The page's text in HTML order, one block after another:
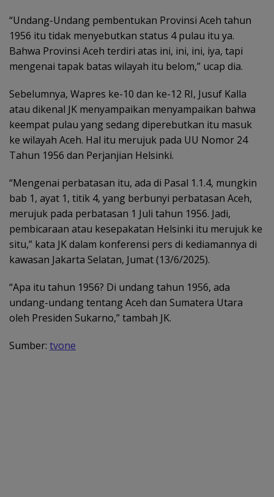
“Undang-Undang pembentukan Provinsi Aceh tahun
1956 itu tidak menyebutkan status 4 pulau itu ya.
Bahwa Provinsi Aceh terdiri atas ini, ini, ini, iya, tapi
mengenai tapak batas wilayah itu belom,” ucap dia.
Sebelumnya, Wapres ke-10 dan ke-12 RI, Jusuf Kalla
atau dikenal JK menyampaikan menyampaikan bahwa
keempat pulau yang sedang diperebutkan itu masuk
ke wilayah Aceh. Hal itu merujuk pada UU Nomor 24
Tahun 1956 dan Perjanjian Helsinki.
“Mengenai perbatasan itu, ada di Pasal 1.1.4, mungkin
bab 1, ayat 1, titik 4, yang berbunyi perbatasan Aceh,
merujuk pada perbatasan 1 Juli tahun 1956. Jadi,
pembicaraan atau kesepakatan Helsinki itu merujuk ke
situ,” kata JK dalam konferensi pers di kediamannya di
kawasan Jakarta Selatan, Jumat (13/6/2025).
“Apa itu tahun 1956? Di undang tahun 1956, ada
undang-undang tentang Aceh dan Sumatera Utara
oleh Presiden Sukarno,” tambah JK.
Sumber: tvone